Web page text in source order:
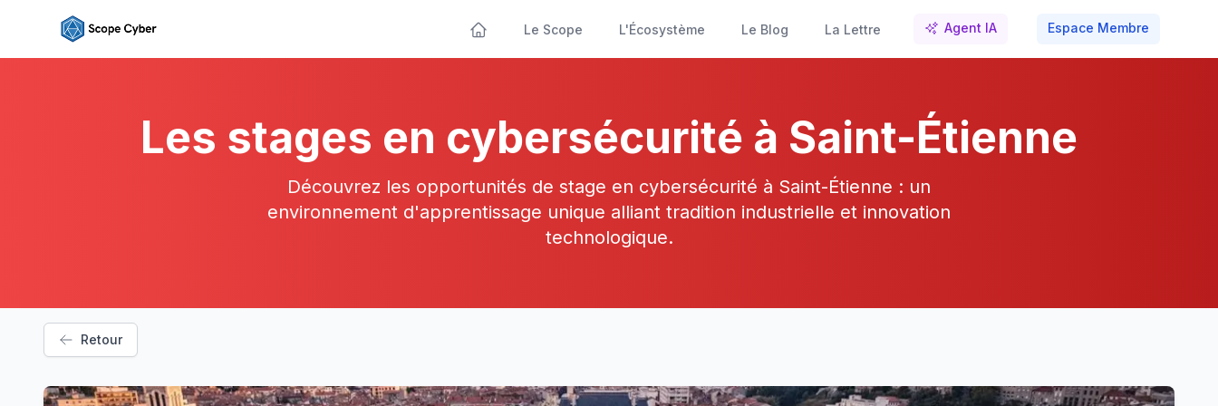
Le Scope L'Écosystème Le Blog La Lettre Agent IA Espace Membre
Les stages en cybersécurité à Saint-Étienne
Découvrez les opportunités de stage en cybersécurité à Saint-Étienne : un
environnement d'apprentissage unique alliant tradition industrielle et innovation
technologique.
Retour